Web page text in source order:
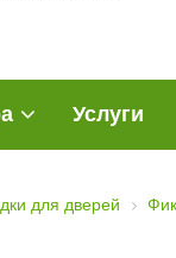
Услуги
для дверей